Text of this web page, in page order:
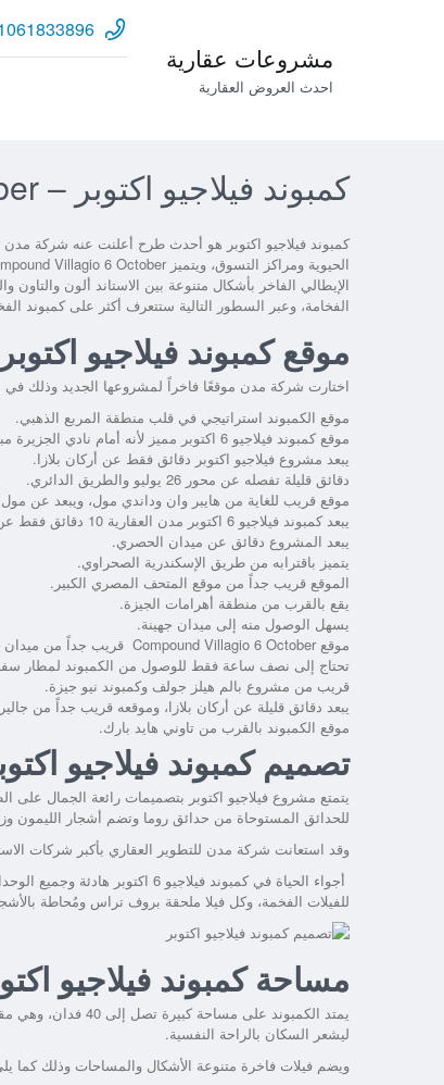
مشروعات عقارية
احدث العروض العقارية
كمبوند فيلاجيو اكتوبر – Compound Villagio 6 October
الإيطالي الفاخر بأشكال متنوعة بين الاستاند ألون
الفخامة، وعبر السطور التالية ستتعرف أكثر على كمبوند
موقع كمبوند فيلاجيو اكتوبر
اختارت شركة مدن موقعًا فاخراً لمشروعها الجديد وذلك
موقع الكمبوند استراتيجي في قلب منطقة المربع الذهبي.
موقع كمبوند فيلاجيو 6 اكتوبر مميز لأنه أمام نادي الجزيرة مباشرة .
يبعد مشروع فيلاجيو اكتوبر دقائق فقط عن أركان بلازا.
دقائق قليلة تفصله عن محور 26 يوليو والطريق الدائري.
موقع قريب للغاية من هايبر وان وداندي مول، ويبعد عن مول العرب 7
يبعد كمبوند فيلاجيو 6 اكتوبر مدن العقارية 10 دقائق فقط عن مول مصر.
يبعد المشروع دقائق عن ميدان الحصري.
يتميز باقترابه من طريق الإسكندرية الصحراوي.
الموقع قريب جداً من موقع المتحف المصري الكبير.
يقع بالقرب من منطقة أهرامات الجيزة.
يسهل الوصول منه إلى ميدان جهينة.
موقع Compound Villagio 6 October قريب جداً من ميدان الرماية.
تحتاج إلى نصف ساعة فقط للوصول من الكمبوند لمطار
قريب من مشروع بالم هيلز جولف وكمبوند نيو جيزة.
يبعد دقائق قليلة عن أركان بلازا، وموقعه قريب جداً من جاليريا
موقع الكمبوند بالقرب من تاوني هايد بارك.
تصميم كمبوند فيلاجيو
يتمتع مشروع فيلاجيو اكتوبر بتصميمات رائعة الجمال
للحدائق المستوحاة من حدائق روما وتضم أشجار الليمون
وقد استعانت شركة مدن للتطوير العقاري بأكبر شركات
للفيلات الفخمة، وكل فيلا ملحقة بروف تراس ومُحاطة
مساحة كمبوند فيلاجيو
يمتد الكمبوند
ليشعر السكان بالراحة النفسية.
ويضم فيلات فاخرة متنوعة الأشكال والمساحات وذلك كما